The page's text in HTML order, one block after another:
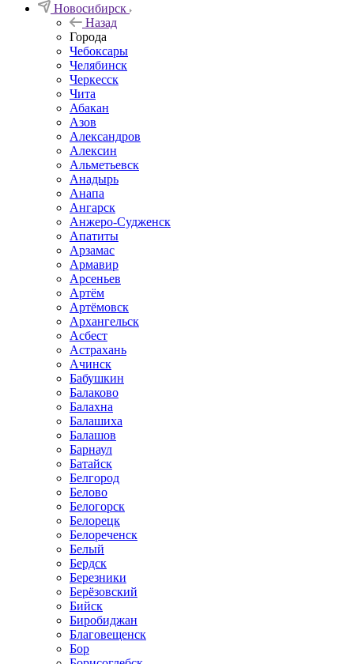
Новосибирск
Назад
Города
Чебоксары
Челябинск
Черкесск
Чита
Абакан
Азов
Александров
Алексин
Альметьевск
Анадырь
Анапа
Ангарск
Анжеро-Судженск
Апатиты
Арзамас
Армавир
Арсеньев
Артём
Артёмовск
Архангельск
Асбест
Астрахань
Ачинск
Бабушкин
Балаково
Балахна
Балашиха
Балашов
Барнаул
Батайск
Белгород
Белово
Белогорск
Белорецк
Белореченск
Белый
Бердск
Березники
Берёзовский
Бийск
Биробиджан
Благовещенск
Бор